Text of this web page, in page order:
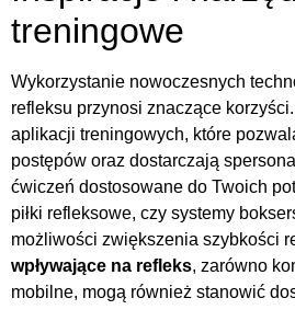
treningowe
Wykorzystanie nowoczesnych
refleksu przynosi znaczące
aplikacji treningowych, które
postępów oraz dostarczają
ćwiczeń dostosowane do Twoich
piłki refleksowe, czy systemy
możliwości zwiększenia szybkości
wpływające na refleks, zarówno
mobilne, mogą również stanowić